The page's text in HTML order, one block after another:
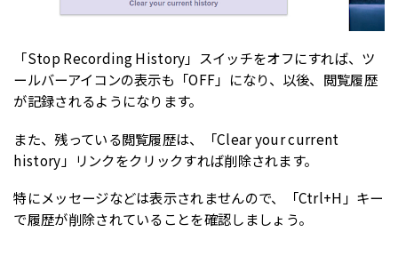
「Stop Recording History」スイッチをオフにすれば、ツ
ールバーアイコンの表示も「OFF」になり、以後、閲覧履歴
が記録されるようになります。
また、残っている閲覧履歴は、「Clear your current
history」リンクをクリックすれば削除されます。
特にメッセージなどは表示されませんので、「Ctrl+H」キー
で履歴が削除されていることを確認しましょう。